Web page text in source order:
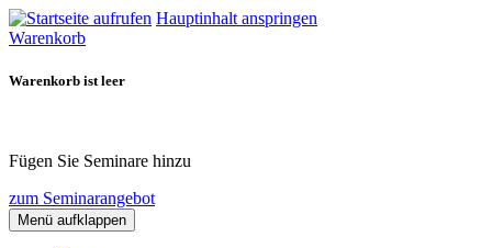
Hauptinhalt anspringen
Warenkorb
Warenkorb ist leer
Fügen Sie Seminare hinzu
zum Seminarangebot
Menü aufklappen